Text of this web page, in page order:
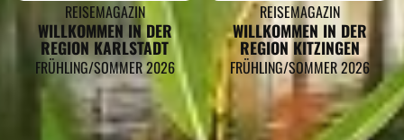
REISEMAGAZIN
WILLKOMMEN IN DER
REGION KARLSTADT
FRÜHLING/SOMMER 2026
REISEMAGAZIN
WILLKOMMEN IN DER
REGION KITZINGEN
FRÜHLING/SOMMER 2026